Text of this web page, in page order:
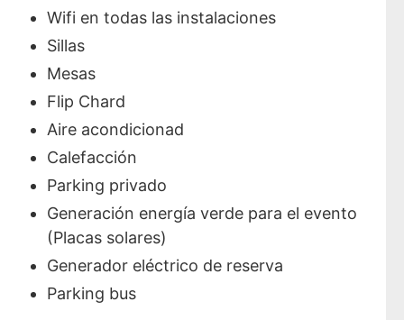
Wifi en todas las instalaciones
Sillas
Mesas
Flip Chard
Aire acondicionad
Calefacción
Parking privado
Generación energía verde para el evento
(Placas solares)
Generador eléctrico de reserva
Parking bus